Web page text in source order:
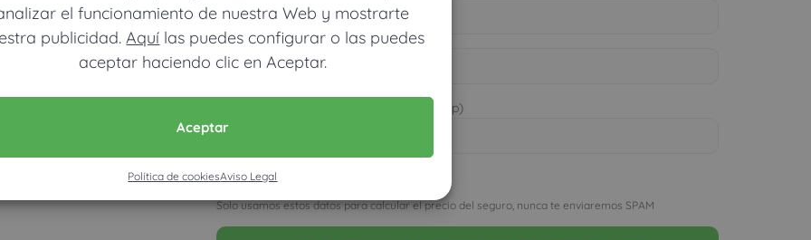
el funcionamiento de nuestra Web y mostrarte
publicidad.Aquí las puedes configurar o las puedes
aceptar haciendo clic en Aceptar.
Aceptar
Política de cookiesAviso Legal
Móvil (Enviamos resultados vía WhatsApp)
Acepto la nota legal y RGPD
Solo usamos estos datos para calcular el precio del seguro, nunca te enviaremos SPAM